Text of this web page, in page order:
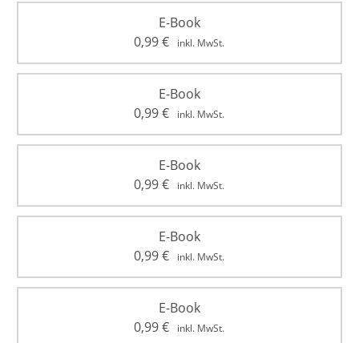
E-Book
0,99€ inkl. MwSt.
E-Book
0,99€ inkl. MwSt.
E-Book
0,99€ inkl. MwSt.
E-Book
0,99€ inkl. MwSt.
E-Book
0,99€ inkl. MwSt.